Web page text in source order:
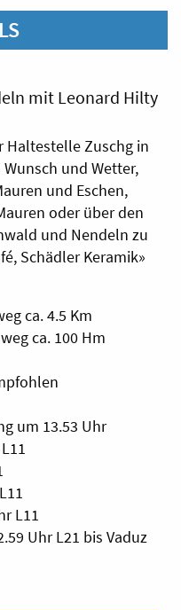
mit Leonard Hilty
Haltestelle Zuschg in
und Wetter,
und Eschen,
oder über den
und Nendeln zu
Schädler Keramik»
ca. 4.5 Km
ca. 100 Hm
um 13.53 Uhr
L11
Uhr L21 bis Vaduz